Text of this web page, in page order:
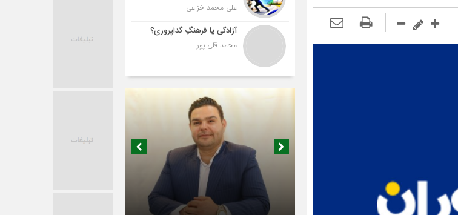
علی محمد خزاعی
آزادگی یا فرهنگِ گداپروری؟
محمد قلی پور
اصناف در حاشیه تصمیم‌سازی؛ شهر بدون بازار به
کجا می‌رسد؟